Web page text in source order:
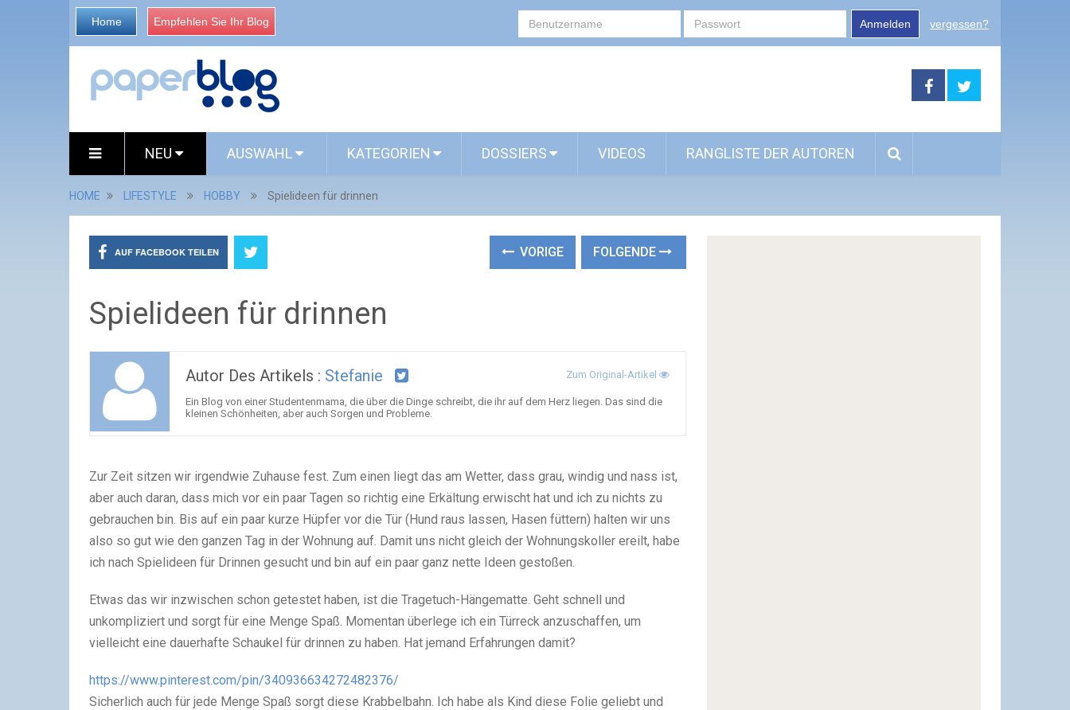
Home Empfehlen Sie Ihr Blog Anmelden vergessen?
NEU AUSWAHL KATEGORIEN DOSSIERS VIDEOS RANGLISTE DER AUTOREN
HOME LIFESTYLE HOBBY Spielideen für drinnen
AUF FACEBOOK TEILEN VORIGE FOLGENDE
Spielideen für drinnen
Autor Des Artikels : Stefanie Zum Original-Artikel
Ein Blog von einer Studentenmama, die über die Dinge schreibt, die ihr auf dem Herz liegen. Das sind die
kleinen Schönheiten, aber auch Sorgen und Probleme.
Zur Zeit sitzen wir irgendwie Zuhause fest. Zum einen liegt das am Wetter, dass grau, windig und nass ist,
aber auch daran, dass mich vor ein paar Tagen so richtig eine Erkältung erwischt hat und ich zu nichts zu
gebrauchen bin. Bis auf ein paar kurze Hüpfer vor die Tür (Hund raus lassen, Hasen füttern) halten wir uns
also so gut wie den ganzen Tag in der Wohnung auf. Damit uns nicht gleich der Wohnungskoller ereilt, habe
ich nach Spielideen für Drinnen gesucht und bin auf ein paar ganz nette Ideen gestoßen.
Etwas das wir inzwischen schon getestet haben, ist die Tragetuch-Hängematte. Geht schnell und
unkompliziert und sorgt für eine Menge Spaß. Momentan überlege ich ein Türreck anzuschaffen, um
vielleicht eine dauerhafte Schaukel für drinnen zu haben. Hat jemand Erfahrungen damit?
https://www.pinterest.com/pin/340936634272482376/
Sicherlich auch für jede Menge Spaß sorgt diese Krabbelbahn. Ich habe als Kind diese Folie geliebt und